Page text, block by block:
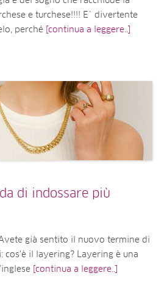
e turchese!!!! E` divertente
perché [continua a leggere..]
di indossare più
già sentito il nuovo termine di
cos'è il layering? Layering è una
[continua a leggere..]